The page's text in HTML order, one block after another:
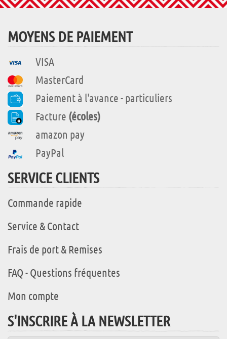
MOYENS DE PAIEMENT
VISA
MasterCard
Paiement à l'avance - particuliers
Facture (écoles)
amazon pay
PayPal
SERVICE CLIENTS
Commande rapide
Service & Contact
Frais de port & Remises
FAQ - Questions fréquentes
Mon compte
S'INSCRIRE À LA NEWSLETTER